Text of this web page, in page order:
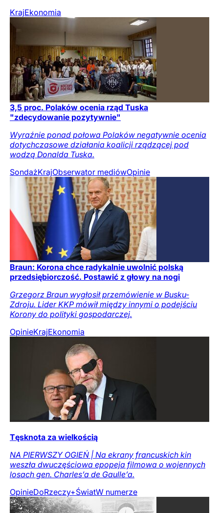
KrajEkonomia
3,5 proc. Polaków ocenia rząd Tuska
"zdecydowanie pozytywnie"
Wyraźnie ponad połowa Polaków negatywnie ocenia
dotychczasowe działania koalicji rządzącej pod
wodzą Donalda Tuska.
SondażKrajObserwator mediówOpinie
Braun: Korona chce radykalnie uwolnić polską
przedsiębiorczość. Postawić z głowy na nogi
Grzegorz Braun wygłosił przemówienie w Busku-
Zdroju. Lider KKP mówił między innymi o podejściu
Korony do polityki gospodarczej.
OpinieKrajEkonomia
Tęsknota za wielkością
NA PIERWSZY OGIEŃ | Na ekrany francuskich kin
weszła dwuczęściowa epopeja filmowa o wojennych
losach gen. Charles’a de Gaulle’a.
OpinieDoRzeczy+ŚwiatW numerze